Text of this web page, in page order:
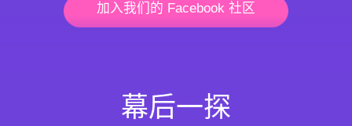
加入我们的 Facebook 社区
幕后一探